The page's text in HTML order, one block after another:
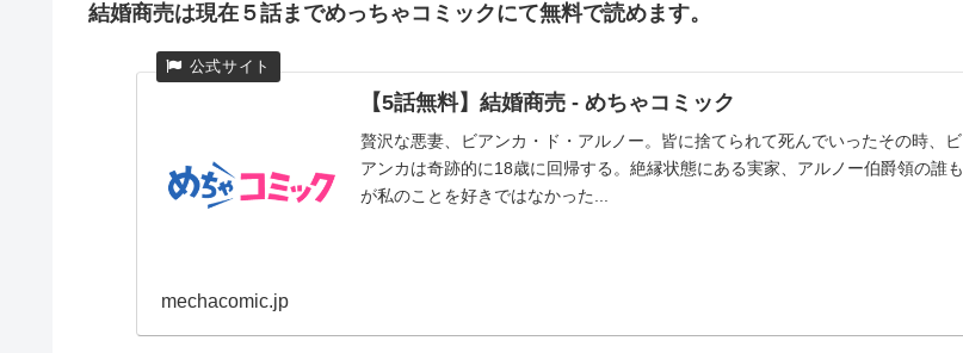
結婚商売は現在５話までめっちゃコミックにて無料で読めます。
【5話無料】結婚商売 - めちゃコミック
贅沢な悪妻、ビアンカ・ド・アルノー。皆に捨てられて死んでいったその時、ビ
アンカは奇跡的に18歳に回帰する。絶縁状態にある実家、アルノー伯爵領の誰も
が私のことを好きではなかった...
mechacomic.jp